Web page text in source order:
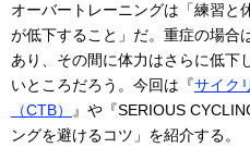
オーバートレーニングは「練習と
が低下すること」だ。重症の場合
あり、その間に体力はさらに低下
いところだろう。今回は『サイク
（CTB）
』や『SERIOUS
ングを避けるコツ」を紹介する。